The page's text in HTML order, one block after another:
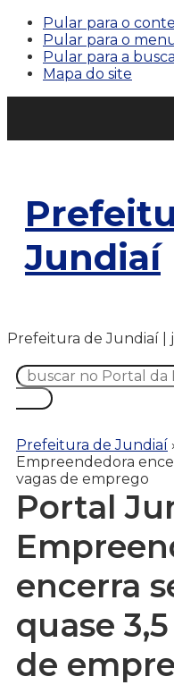
Pular para o
Pular para o
Pular para a busca
Mapa do site
Jundiaí
Prefeitura de Jundiaí |
Prefeitura de Jundiaí
Empreendedora
vagas de emprego
Portal
encerra
quase
de